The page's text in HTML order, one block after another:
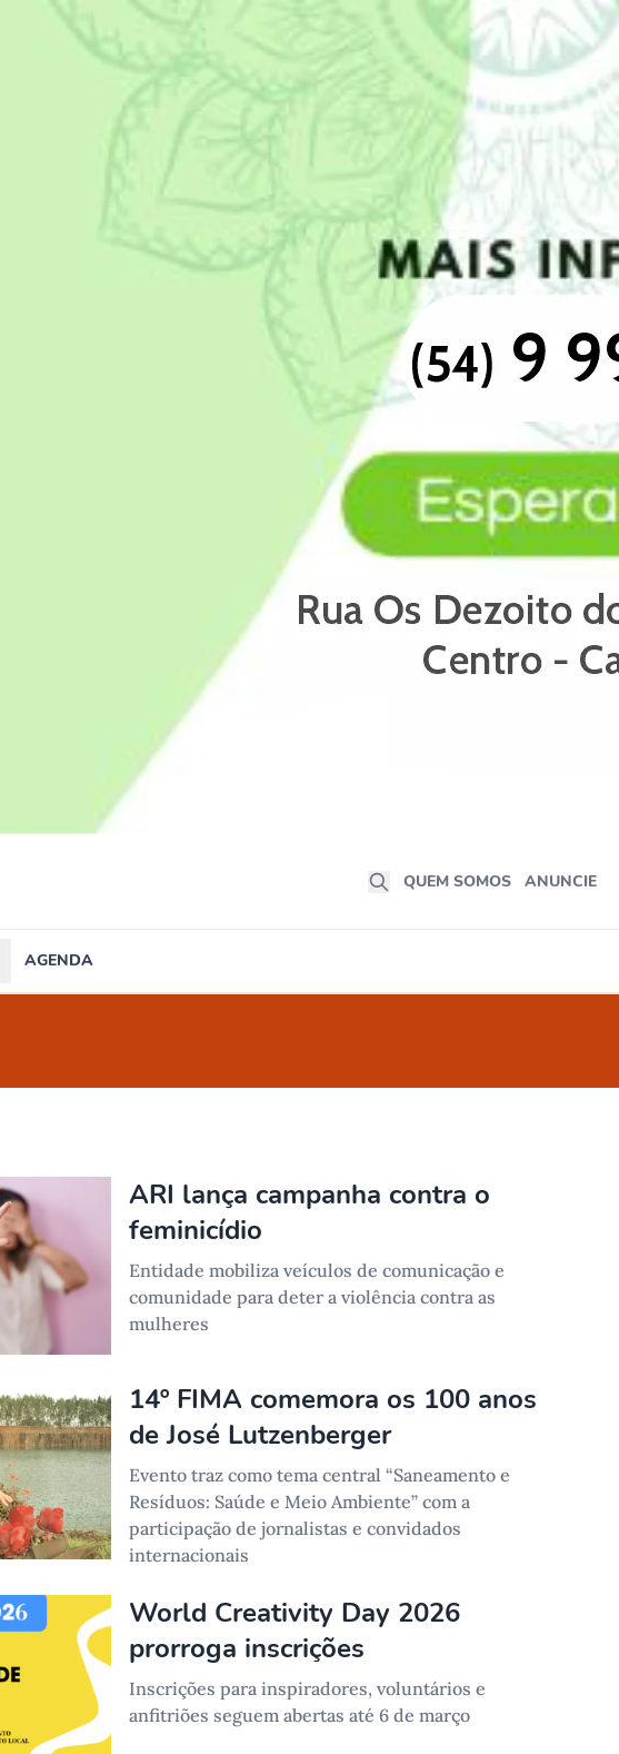
QUEM SOMOS ANUNCIE
AGENDA
ARI lança campanha contra o
feminicídio
Entidade mobiliza veículos de comunicação e
comunidade para deter a violência contra as
mulheres
14º FIMA comemora os 100 anos
de José Lutzenberger
Evento traz como tema central “Saneamento e
Resíduos: Saúde e Meio Ambiente” com a
participação de jornalistas e convidados
internacionais
World Creativity Day 2026
prorroga inscrições
Inscrições para inspiradores, voluntários e
anfitriões seguem abertas até 6 de março